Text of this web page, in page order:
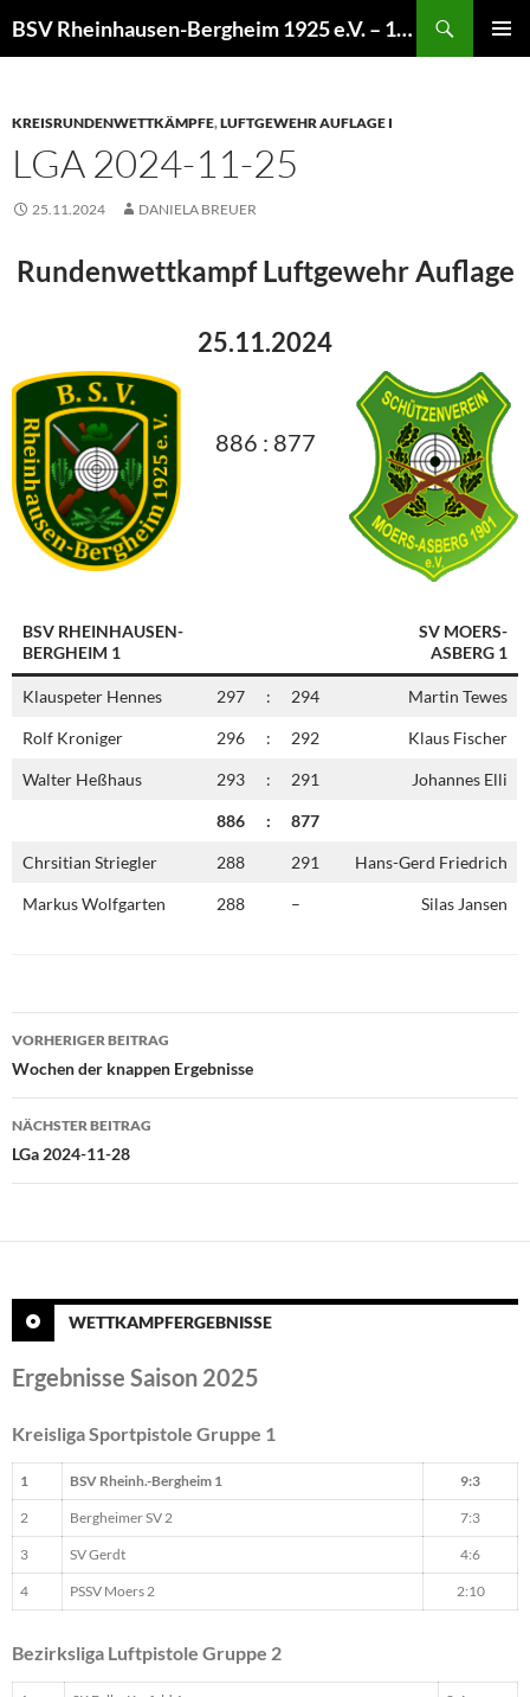
Inhalt
BSV Rheinhausen-Bergheim 1925 e.V. – 100% Sportschießen
KREISRUNDENWETTKÄMPFE,LUFTGEWEHR AUFLAGE I
LGA 2024-11-25
25.11.2024 DANIELA BREUER
Rundenwettkampf Luftgewehr Auflage
25.11.2024
886 : 877
BSV RHEINHAUSEN-
BERGHEIM 1
SV MOERS-
ASBERG 1
Klauspeter Hennes 297 : 294 Martin Tewes
Rolf Kroniger 296 : 292 Klaus Fischer
Walter Heßhaus 293 : 291 Johannes Elli
886 : 877
Chrsitian Striegler 288 291 Hans-Gerd Friedrich
Markus Wolfgarten 288 – Silas Jansen
Beitragsnavigation
VORHERIGER BEITRAG
Wochen der knappen Ergebnisse
NÄCHSTER BEITRAG
LGa 2024-11-28
WETTKAMPFERGEBNISSE
Ergebnisse Saison 2025
Kreisliga Sportpistole Gruppe 1
1 BSV Rheinh.-Bergheim 1 9:3
2 Bergheimer SV 2 7:3
3 SV Gerdt 4:6
4 PSSV Moers 2 2:10
Bezirksliga Luftpistole Gruppe 2